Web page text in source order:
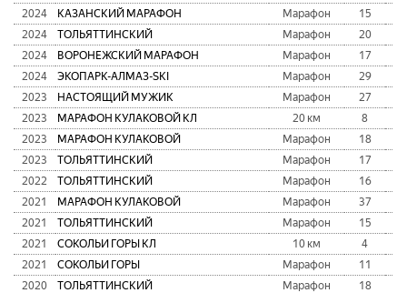
2024
КАЗАНСКИЙ МАРАФОН Марафон 15
2024
ТОЛЬЯТТИНСКИЙ Марафон 20
2024
ВОРОНЕЖСКИЙ МАРАФОН Марафон 17
2024
ЭКОПАРК-АЛМАЗ-SKI Марафон 29
2023
НАСТОЯЩИЙ МУЖИК Марафон 27
2023
МАРАФОН КУЛАКОВОЙ КЛ 20 км 8
2023
МАРАФОН КУЛАКОВОЙ Марафон 18
2023
ТОЛЬЯТТИНСКИЙ Марафон 17
2022
ТОЛЬЯТТИНСКИЙ Марафон 16
2021
МАРАФОН КУЛАКОВОЙ Марафон 37
2021
ТОЛЬЯТТИНСКИЙ Марафон 15
2021
СОКОЛЬИ ГОРЫ КЛ 10 км 4
2021
СОКОЛЬИ ГОРЫ Марафон 11
2020
ТОЛЬЯТТИНСКИЙ Марафон 18